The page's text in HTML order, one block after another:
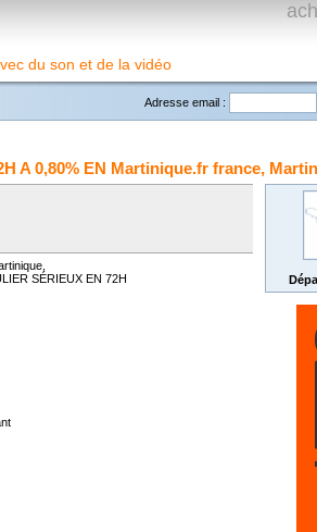
du son et de la vidéo
Adresse email :
A 0,80% EN Martinique.fr france,
SÉRIEUX EN 72H